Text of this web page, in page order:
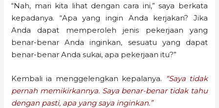
“Nah, mari kita lihat dengan cara ini,” saya berkata
kepadanya. “Apa yang ingin Anda kerjakan? Jika
Anda dapat memperoleh jenis pekerjaan yang
benar-benar Anda inginkan, sesuatu yang dapat
benar-benar Anda sukai, apa pekerjaan itu?”
Kembali ia menggelengkan kepalanya.
“Saya tidak
pernah memikirkannya. Saya benar-benar tidak tahu
dengan pasti, apa yang saya inginkan.”